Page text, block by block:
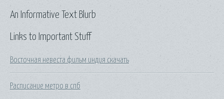
Links to Important Stuff
Восточная невеста фильм индия скачать
Расписание метро в спб
An Informative Text Blurb